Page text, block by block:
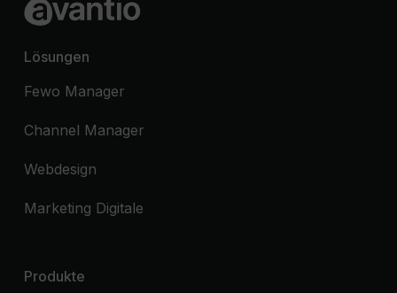
Lösungen
Fewo Manager
Channel Manager
Webdesign
Marketing Digitale
Produkte